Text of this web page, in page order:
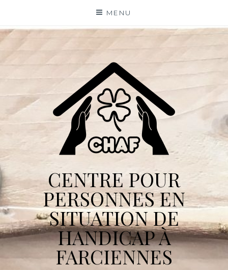
content
MENU
CENTRE POUR
PERSONNES EN
SITUATION DE
HANDICAP À
FARCIENNES